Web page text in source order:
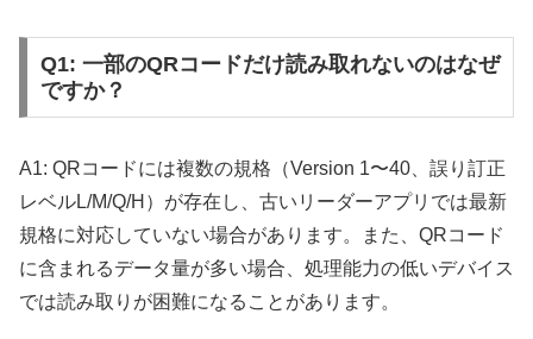
Q1: 一部のQRコードだけ読み取れないのはなぜ
ですか？
A1: QRコードには複数の規格（Version 1〜40、誤り訂正
レベルL/M/Q/H）が存在し、古いリーダーアプリでは最新
規格に対応していない場合があります。また、QRコード
に含まれるデータ量が多い場合、処理能力の低いデバイス
では読み取りが困難になることがあります。